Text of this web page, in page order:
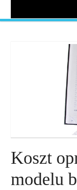
Koszt
modelu